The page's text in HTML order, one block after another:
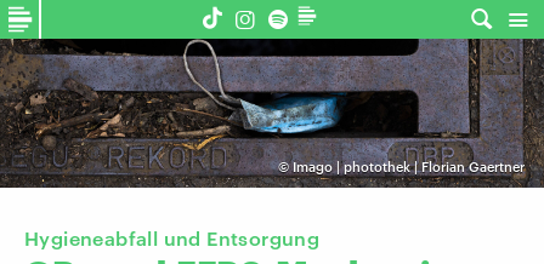
©Imago | photothek | Florian Gaertner
Hygieneabfall und Entsorgung